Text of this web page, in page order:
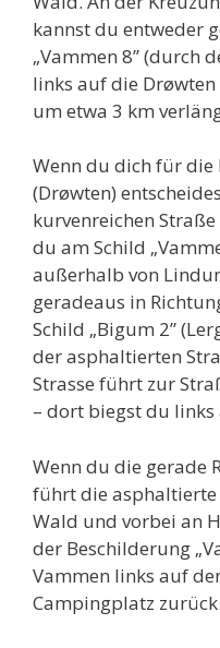
kannst du entweder
„Vammen 8” (durch
links auf die
um etwa 3 km
Wenn du dich für die
(Drøwten)
kurvenreichen
du am Schild
außerhalb von
geradeaus in
Schild „Bigum 2”
der asphaltierten
Strasse führt zur
– dort biegst du links
Wenn du die gerade
führt die
Wald und vorbei an
der Beschilderung
Vammen links auf
Campingplatz zurück.